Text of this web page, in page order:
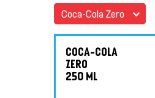
Coca-Cola Zero / 250 ml
COCA-COLA
ZERO
250 ML